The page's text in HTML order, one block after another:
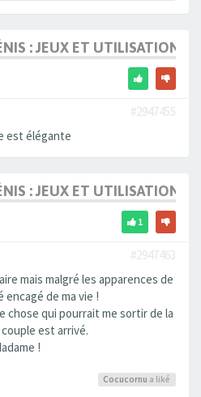
: JEUX ET UTILISATION,
#2947455
est élégante
: JEUX ET UTILISATION,
1
#2947463
mais malgré les apparences de
encagé de ma vie !
chose qui pourrait me sortir de la
est arrivé.
!
Cocucornu a liké